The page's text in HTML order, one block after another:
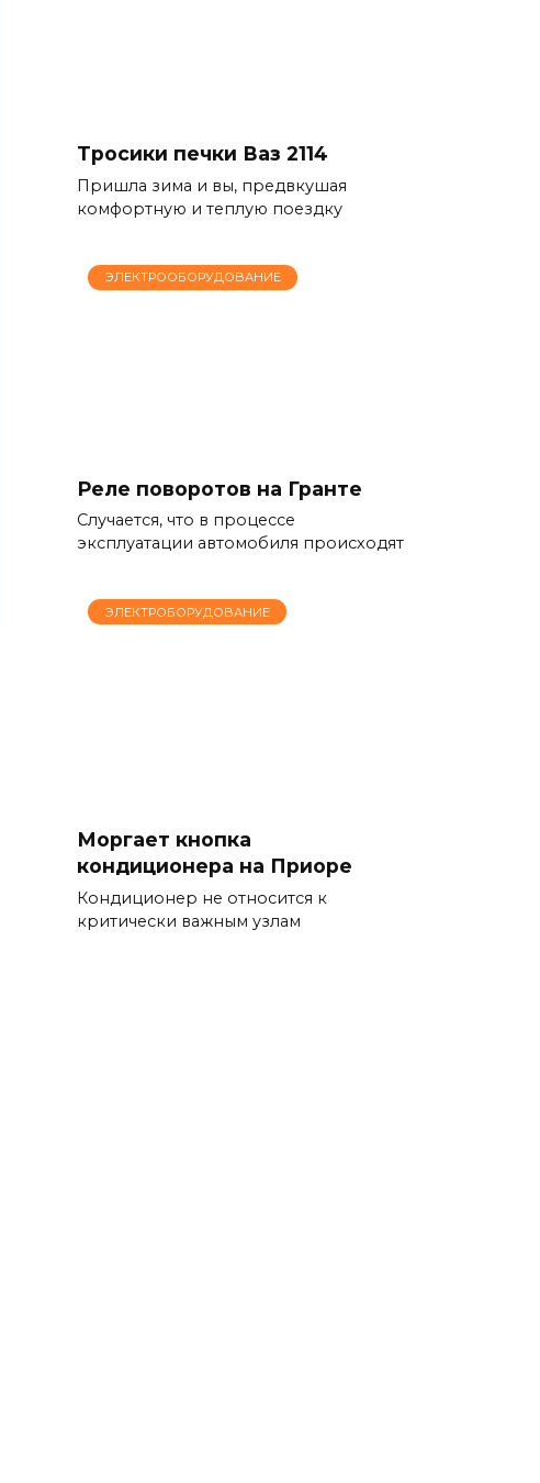
Тросики печки Ваз 2114
Пришла зима и вы, предвкушая
комфортную и теплую поездку
ЭЛЕКТРООБОРУДОВАНИЕ
Реле поворотов на Гранте
Случается, что в процессе
эксплуатации автомобиля происходят
ЭЛЕКТРОБОРУДОВАНИЕ
Моргает кнопка
кондиционера на Приоре
Кондиционер не относится к
критически важным узлам